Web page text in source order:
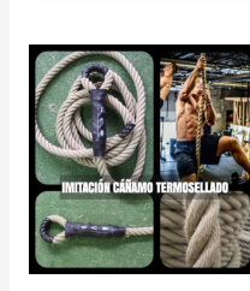
Rango
de
desde
59,50
hasta